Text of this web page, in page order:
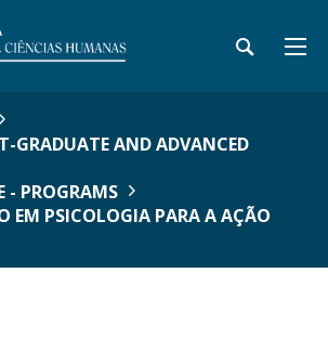
GRADUATE AND ADVANCED
- PROGRAMS
EM PSICOLOGIA PARA A AÇÃO